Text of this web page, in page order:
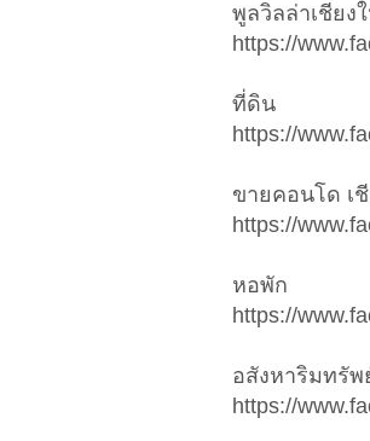
พูลวิลล่าเชียง
https://
ที่ดิน
https://
ขายคอนโด เ
https://
หอพัก
https://
อสังหาริมทรัพ
https://